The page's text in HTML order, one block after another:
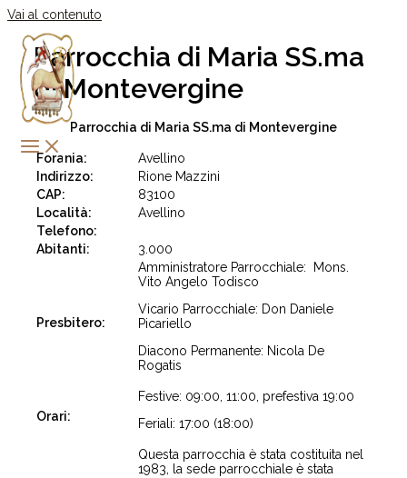
Vai al contenuto
Parrocchia di Maria SS.ma
di Montevergine
Parrocchia di Maria SS.ma di Montevergine
Forania:
Avellino
Indirizzo:
Rione Mazzini
CAP:
83100
Località:
Avellino
Telefono:
Abitanti:
3.000
Presbitero:
Amministratore Parrocchiale: Mons.
Vito Angelo Todisco
Vicario Parrocchiale: Don Daniele
Picariello
Diacono Permanente: Nicola De
Rogatis
Orari:
Festive: 09:00, 11:00, prefestiva 19:00
Feriali: 17:00 (18:00)
Questa parrocchia è stata costituita nel
1983, la sede parrocchiale è stata